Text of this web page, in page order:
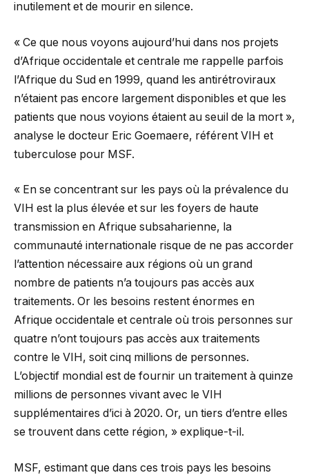
inutilement et de mourir en silence.
« Ce que nous voyons aujourd’hui dans nos projets
d’Afrique occidentale et centrale me rappelle parfois
l’Afrique du Sud en 1999, quand les antirétroviraux
n’étaient pas encore largement disponibles et que les
patients que nous voyions étaient au seuil de la mort »,
analyse le docteur Eric Goemaere, référent VIH et
tuberculose pour MSF.
« En se concentrant sur les pays où la prévalence du
VIH est la plus élevée et sur les foyers de haute
transmission en Afrique subsaharienne, la
communauté internationale risque de ne pas accorder
l’attention nécessaire aux régions où un grand
nombre de patients n’a toujours pas accès aux
traitements. Or les besoins restent énormes en
Afrique occidentale et centrale où trois personnes sur
quatre n’ont toujours pas accès aux traitements
contre le VIH, soit cinq millions de personnes.
L’objectif mondial est de fournir un traitement à quinze
millions de personnes vivant avec le VIH
supplémentaires d’ici à 2020. Or, un tiers d’entre elles
se trouvent dans cette région, » explique-t-il.
MSF, estimant que dans ces trois pays les besoins